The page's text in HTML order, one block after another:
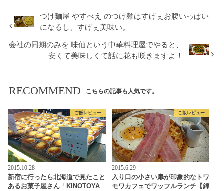
つけ麺屋 やすべえ のつけ麺はすげぇお腹いっぱい
になるし、すげぇ美味い。
会社の同期のみを 味仙という中華料理屋でやると、
安くて美味しくて話に花も咲きますよ！
RECOMMEND こちらの記事も人気です。
ご飯レビュー
2015.10.28
新宿に行ったら北海道で見たこと
あるお菓子屋さん「KINOTOYA
ご飯レビュー
2015.6.29
入り口の小さい扉が印象的なトワ
モワカフェでワッフルランチ【錦